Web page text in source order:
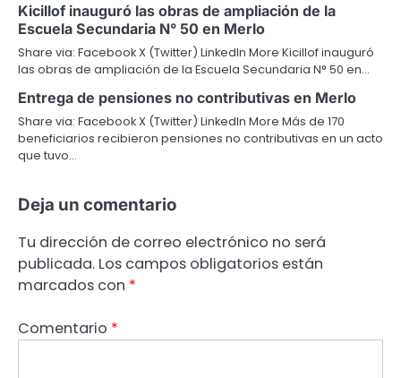
Kicillof inauguró las obras de ampliación de la
Escuela Secundaria N° 50 en Merlo
Share via: Facebook X (Twitter) LinkedIn More Kicillof inauguró
las obras de ampliación de la Escuela Secundaria N° 50 en…
Entrega de pensiones no contributivas en Merlo
Share via: Facebook X (Twitter) LinkedIn More Más de 170
beneficiarios recibieron pensiones no contributivas en un acto
que tuvo…
Deja un comentario
Tu dirección de correo electrónico no será
publicada. Los campos obligatorios están
marcados con *
Comentario *